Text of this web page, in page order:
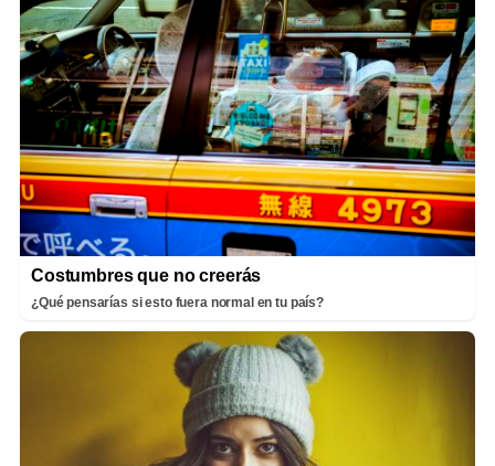
Costumbres que no creerás
¿Qué pensarías si esto fuera normal en tu país?